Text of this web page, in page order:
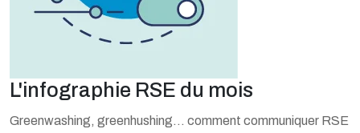
L'infographie RSE du mois
Greenwashing, greenhushing… comment communiquer RSE